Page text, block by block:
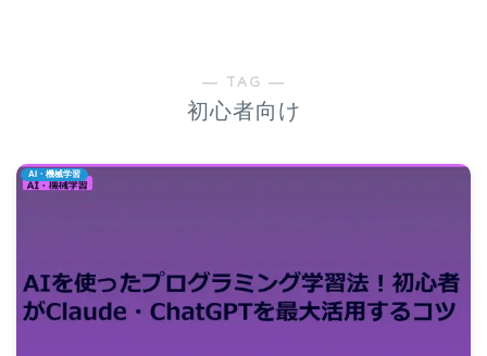
― TAG ―
初心者向け
AI・機械学習